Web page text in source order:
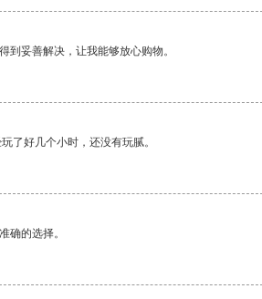
到妥善解决，让我能够放心购物。
了好几个小时，还没有玩腻。
确的选择。